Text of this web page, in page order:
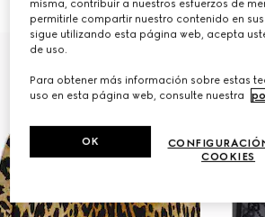
misma, contribuir a nuestros esfuerzos de
permitirle compartir nuestro contenido en
sigue utilizando esta página web, acepta
de uso.
Para obtener más información sobre estas
uso en esta página web, consulte nuestra
COOKIES
OK